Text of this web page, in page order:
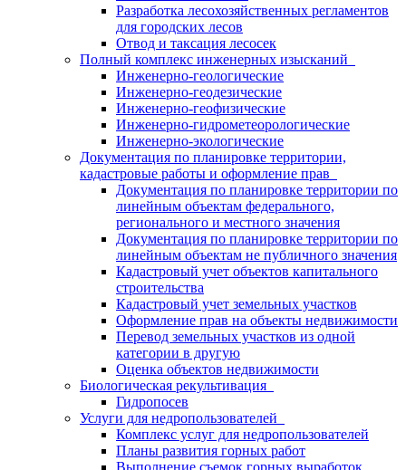
Разработка лесохозяйственных регламентов
для городских лесов
Отвод и таксация лесосек
Полный комплекс инженерных изысканий
Инженерно-геологические
Инженерно-геодезические
Инженерно-геофизические
Инженерно-гидрометеорологические
Инженерно-экологические
Документация по планировке территории,
кадастровые работы и оформление прав
Документация по планировке территории по
линейным объектам федерального,
регионального и местного значения
Документация по планировке территории по
линейным объектам не публичного значения
Кадастровый учет объектов капитального
строительства
Кадастровый учет земельных участков
Оформление прав на объекты недвижимости
Перевод земельных участков из одной
категории в другую
Оценка объектов недвижимости
Биологическая рекультивация
Гидропосев
Услуги для недропользователей
Комплекс услуг для недропользователей
Планы развития горных работ
Выполнение съемок горных выработок